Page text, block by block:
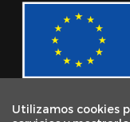
Utilizamos cookies